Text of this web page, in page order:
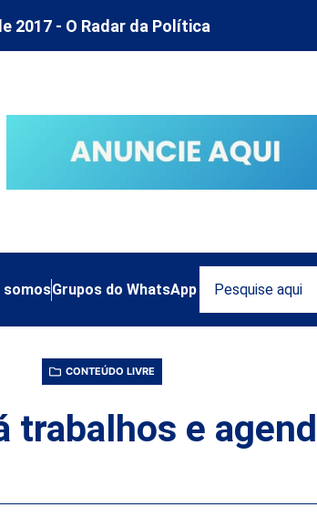
2017 - O Radar da Política
somosGrupos do WhatsApp
CONTEÚDO LIVRE
trabalhos e